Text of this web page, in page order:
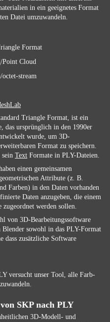
in ein geeignetes Format
Datei umzuwandeln.
Format
/Point Cloud
stream
Triangle Format, ist ein
das ursprünglich in den 1990er
wurde, um 3D-
Format zu speichern.
Text Formate in PLY-Dateien.
einen gemeinsamen
Attribute (z. B.
Farben) in den Daten vorhanden
Daten anzugeben, die einem
werden sollen.
von 3D-Bearbeitungssoftware
sowohl in das PLY-Format
dass zusätzliche Software
versucht unser Tool, alle Farb-
SKP nach PLY
3D-Modell- und